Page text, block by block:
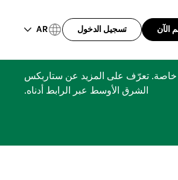
الآن تسجيل الدخول AR
كويتية خاصة. تعرّف على المزيد عن ستاربكس
الشرق الأوسط عبر الرابط أدناه.